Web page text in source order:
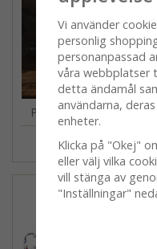
Picknick, grillvante, multi
199 kr
Vi använder
personlig
personanpassad
våra webbplatser
detta ändamål
användarna,
enheter.
Klicka på "Okej"
eller välj vilka
vill stänga av
"Inställningar"